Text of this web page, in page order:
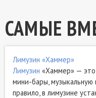
САМЫЕ
Лимузин «Хаммер»
Лимузин «Хаммер» — это
мини-бары, музыкальную
правило, в лимузине